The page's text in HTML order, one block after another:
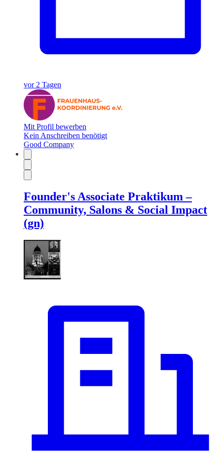
vor 2 Tagen
Mit Profil bewerben
Kein Anschreiben benötigt
Good Company
Founder's Associate Praktikum –
Community, Salons & Social Impact
(gn)